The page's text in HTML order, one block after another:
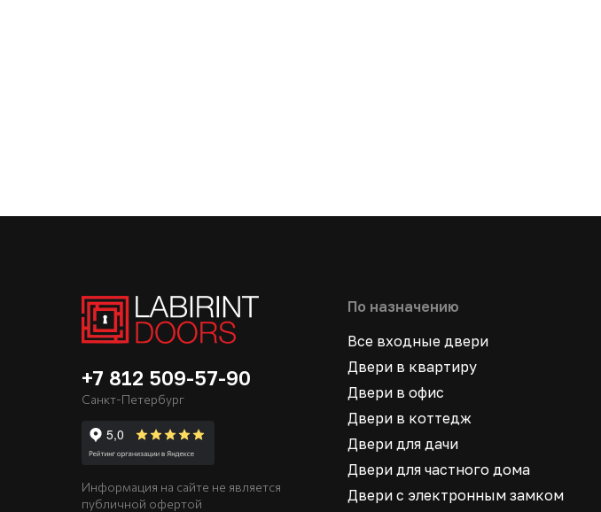
+7 812 509-57-90
Санкт-Петербург
Информация на сайте не является
публичной офертой
По назначению
Все входные двери
Двери в квартиру
Двери в офис
Двери в коттедж
Двери для дачи
Двери для частного дома
Двери с электронным замком